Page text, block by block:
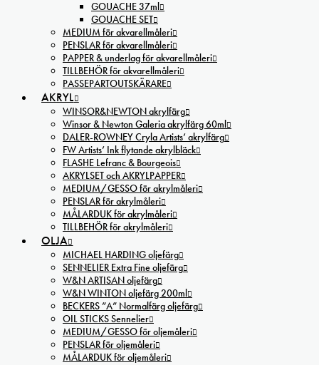
GOUACHE 37ml
GOUACHE SET
MEDIUM för akvarellmåleri
PENSLAR för akvarellmåleri
PAPPER & underlag för akvarellmåleri
TILLBEHÖR för akvarellmåleri
PASSEPARTOUTSKÄRARE
AKRYL
WINSOR&NEWTON akrylfärg
Winsor & Newton Galeria akrylfärg 60ml
DALER-ROWNEY Cryla Artists’ akrylfärg
FW Artists’ Ink flytande akrylbläck
FLASHE Lefranc & Bourgeois
AKRYLSET och AKRYLPAPPER
MEDIUM/GESSO för akrylmåleri
PENSLAR för akrylmåleri
MÅLARDUK för akrylmåleri
TILLBEHÖR för akrylmåleri
OLJA
MICHAEL HARDING oljefärg
SENNELIER Extra Fine oljefärg
W&N ARTISAN oljefärg
W&N WINTON oljefärg 200ml
BECKERS ”A” Normalfärg oljefärg
OIL STICKS Sennelier
MEDIUM/GESSO för oljemåleri
PENSLAR för oljemåleri
MÅLARDUK för oljemåleri